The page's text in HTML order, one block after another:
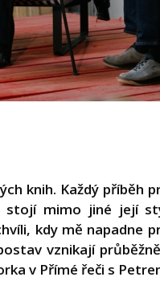
knih. Každý příběh
stojí mimo jiné její
kdy mě napadne
vznikají
v Přímé řeči s